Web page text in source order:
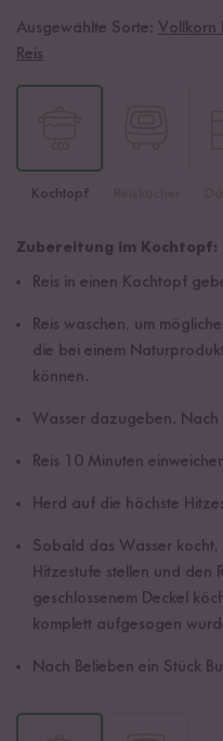
Ausgewählte Sorte: Vollkorn
Reis
Kochtopf
Zubereitung im Kochtopf:
Reis in einen Kochtopf
Reis waschen, um
die bei einem
können.
Wasser dazugeben. Nach
Reis 10 Minuten
Herd auf die höchste
Sobald das Wasser
Hitzestufe stellen und den
geschlossenem Deckel
komplett aufgesogen
Nach Belieben ein Stück